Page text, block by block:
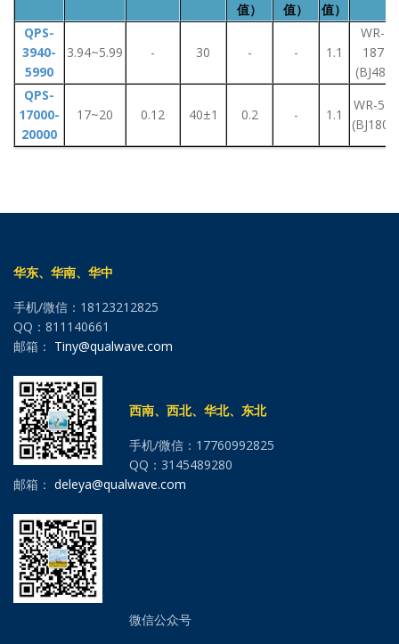
值）
值）
值）
QPS-
3940-
5990
3.94~5.99 - 30 - - 1.1
WR-
187
(BJ48)
QPS-
17000-
20000
17~20 0.12 40±1 0.2 - 1.1
WR-51
(BJ180)
华东、华南、华中
手机/微信：18123212825
QQ：811140661
邮箱： Tiny@qualwave.com
西南、西北、华北、东北
手机/微信：17760992825
QQ：3145489280
邮箱： deleya@qualwave.com
微信公众号